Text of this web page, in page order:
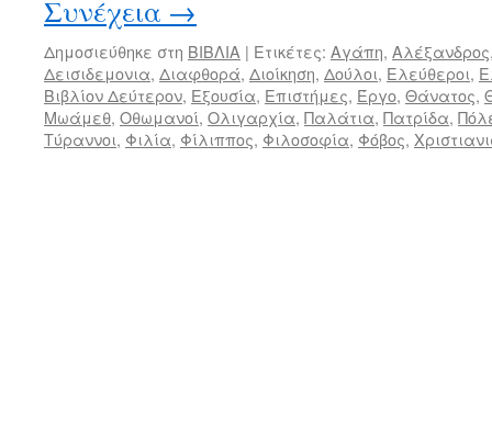
Συνέχεια →
Δημοσιεύθηκε στη ΒΙΒΛΙΑ | Ετικέτες: Αγάπη, Αλέξανδρος
Δεισιδεμονια, Διαφθορά, Διοίκηση, Δούλοι, Ελεύθεροι,
Βιβλίον Δεύτερον, Εξουσία, Επιστήμες, Έργο, Θάνατος,
Μωάμεθ, Οθωμανοί, Ολιγαρχία, Παλάτια, Πατρίδα,
Τύραννοι, Φιλία, Φίλιππος, Φιλοσοφία, Φόβος,